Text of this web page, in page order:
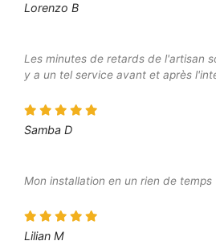
Lorenzo B
Les minutes de retards de l'artisan
y a un tel service avant et après
Samba D
Mon installation en un rien de temps
Lilian M